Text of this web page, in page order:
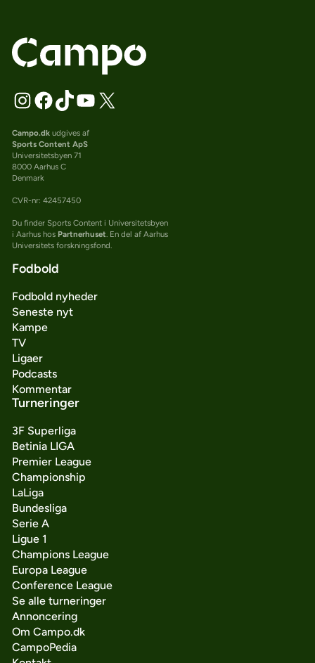
Campo.dkudgives af
Sports Content ApS
Universitetsbyen 71
8000 Aarhus C
Denmark
CVR-nr: 42457450
Du finder Sports Content i Universitetsbyen
i Aarhus hos Partnerhuset. En del af Aarhus
Universitets forskningsfond.
Fodbold
Fodbold nyheder
Seneste nyt
Kampe
TV
Ligaer
Podcasts
Kommentar
Turneringer
3F Superliga
Betinia LIGA
Premier League
Championship
LaLiga
Bundesliga
Serie A
Ligue 1
Champions League
Europa League
Conference League
Se alle turneringer
Annoncering
Om Campo.dk
CampoPedia